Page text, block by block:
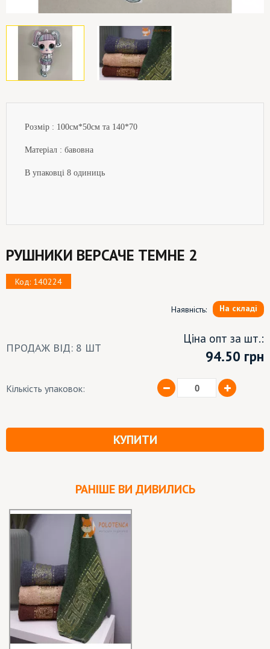
Розмір : 100см*50см та 140*70
Матеріал : бавовна
В упаковці 8 одиниць
РУШНИКИ ВЕРСАЧЕ ТЕМНЕ 2
Код: 140224
Наявність: На складі
ПРОДАЖ ВІД: 8 ШТ
Ціна опт за шт.:
94.50 грн
Кількість упаковок:
КУПИТИ
РАНІШЕ ВИ ДИВИЛИСЬ